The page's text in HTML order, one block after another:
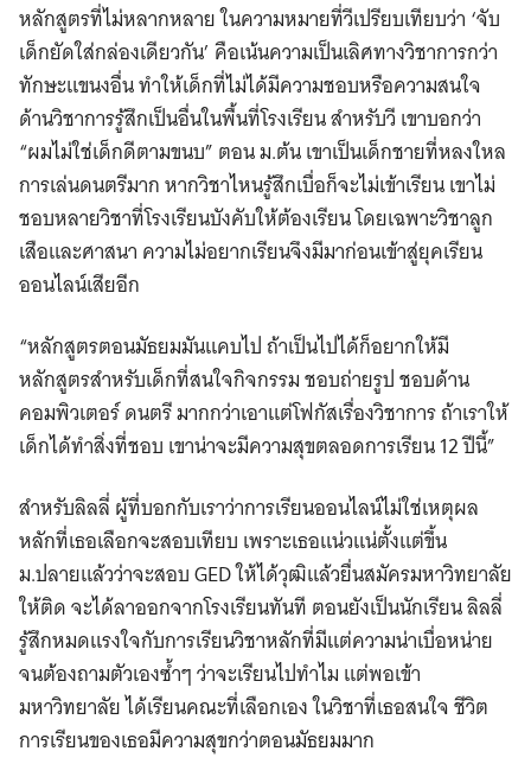
หลักสูตรที่ไม่หลากหลาย ในความหมายที่วีเปรียบเทียบว่า ‘จับ
เด็กยัดใส่กล่องเดียวกัน’ คือเน้นความเป็นเลิศทางวิชาการกว่า
ทักษะแขนงอื่น ทำให้เด็กที่ไม่ได้มีความชอบหรือความสนใจ
ด้านวิชาการรู้สึกเป็นอื่นในพื้นที่โรงเรียน สำหรับวี เขาบอกว่า
“ผมไม่ใช่เด็กดีตามขนบ” ตอน ม.ต้น เขาเป็นเด็กชายที่หลงใหล
การเล่นดนตรีมาก หากวิชาไหนรู้สึกเบื่อก็จะไม่เข้าเรียน เขาไม่
ชอบหลายวิชาที่โรงเรียนบังคับให้ต้องเรียน โดยเฉพาะวิชาลูก
เสือและศาสนา ความไม่อยากเรียนจึงมีมาก่อนเข้าสู่ยุคเรียน
ออนไลน์เสียอีก
“หลักสูตรตอนมัธยมมันแคบไป ถ้าเป็นไปได้ก็อยากให้มี
หลักสูตรสำหรับเด็กที่สนใจกิจกรรม ชอบถ่ายรูป ชอบด้าน
คอมพิวเตอร์ ดนตรี มากกว่าเอาแต่โฟกัสเรื่องวิชาการ ถ้าเราให้
เด็กได้ทำสิ่งที่ชอบ เขาน่าจะมีความสุขตลอดการเรียน 12 ปีนี้”
สำหรับลิลลี่ ผู้ที่บอกกับเราว่าการเรียนออนไลน์ไม่ใช่เหตุผล
หลักที่เธอเลือกจะสอบเทียบ เพราะเธอแน่วแน่ตั้งแต่ขึ้น
ม.ปลายแล้วว่าจะสอบ GED ให้ได้วุฒิแล้วยื่นสมัครมหาวิทยาลัย
ให้ติด จะได้ลาออกจากโรงเรียนทันที ตอนยังเป็นนักเรียน ลิลลี่
รู้สึกหมดแรงใจกับการเรียนวิชาหลักที่มีแต่ความน่าเบื่อหน่าย
จนต้องถามตัวเองซ้ำๆ ว่าจะเรียนไปทำไม แต่พอเข้า
มหาวิทยาลัย ได้เรียนคณะที่เลือกเอง ในวิชาที่เธอสนใจ ชีวิต
การเรียนของเธอมีความสุขกว่าตอนมัธยมมาก